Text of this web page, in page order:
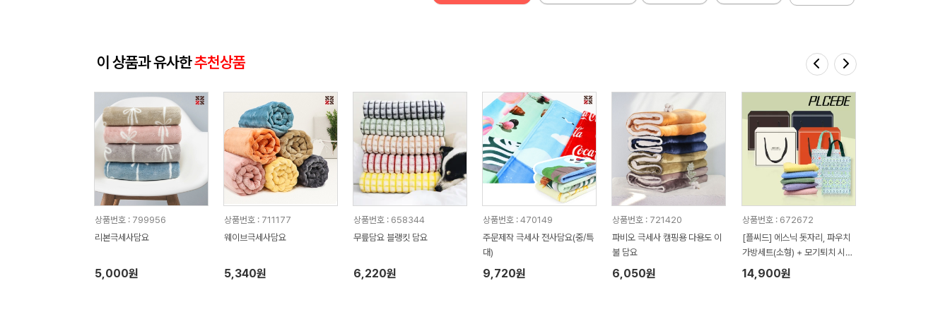
이 상품과 유사한추천상품
상품번호 : 799956
리본극세사담요
5,000원
상품번호 : 711177
웨이브극세사담요
5,340원
상품번호 : 658344
무릎담요 블랭킷 담요
6,220원
상품번호 : 470149
주문제작 극세사 전사담요(중/특
대)
9,720원
상품번호 : 721420
파비오 극세사 캠핑용 다용도 이
불 담요
6,050원
상품번호 : 672672
[플씨드] 에스닉 돗자리, 파우치
가방세트(소형) + 모기퇴치 시어
서커 무릎담요(S사이즈) 2종 세
14,900원